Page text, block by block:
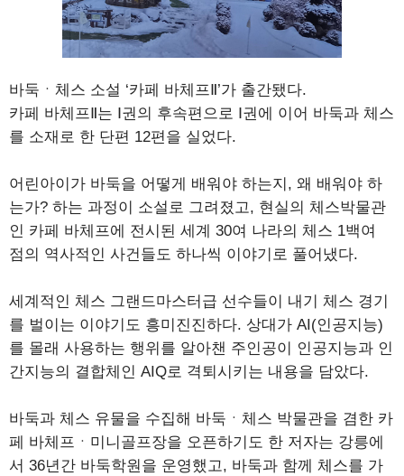
바둑ㆍ체스 소설 ‘카페 바체프Ⅱ’가 출간됐다.
카페 바체프Ⅱ는 Ⅰ권의 후속편으로 Ⅰ권에 이어 바둑과 체스
를 소재로 한 단편 12편을 실었다.
어린아이가 바둑을 어떻게 배워야 하는지, 왜 배워야 하
는가? 하는 과정이 소설로 그려졌고, 현실의 체스박물관
인 카페 바체프에 전시된 세계 30여 나라의 체스 1백여
점의 역사적인 사건들도 하나씩 이야기로 풀어냈다.
세계적인 체스 그랜드마스터급 선수들이 내기 체스 경기
를 벌이는 이야기도 흥미진진하다. 상대가 AI(인공지능)
를 몰래 사용하는 행위를 알아챈 주인공이 인공지능과 인
간지능의 결합체인 AIQ로 격퇴시키는 내용을 담았다.
바둑과 체스 유물을 수집해 바둑ㆍ체스 박물관을 겸한 카
페 바체프ㆍ미니골프장을 오픈하기도 한 저자는 강릉에
서 36년간 바둑학원을 운영했고, 바둑과 함께 체스를 가